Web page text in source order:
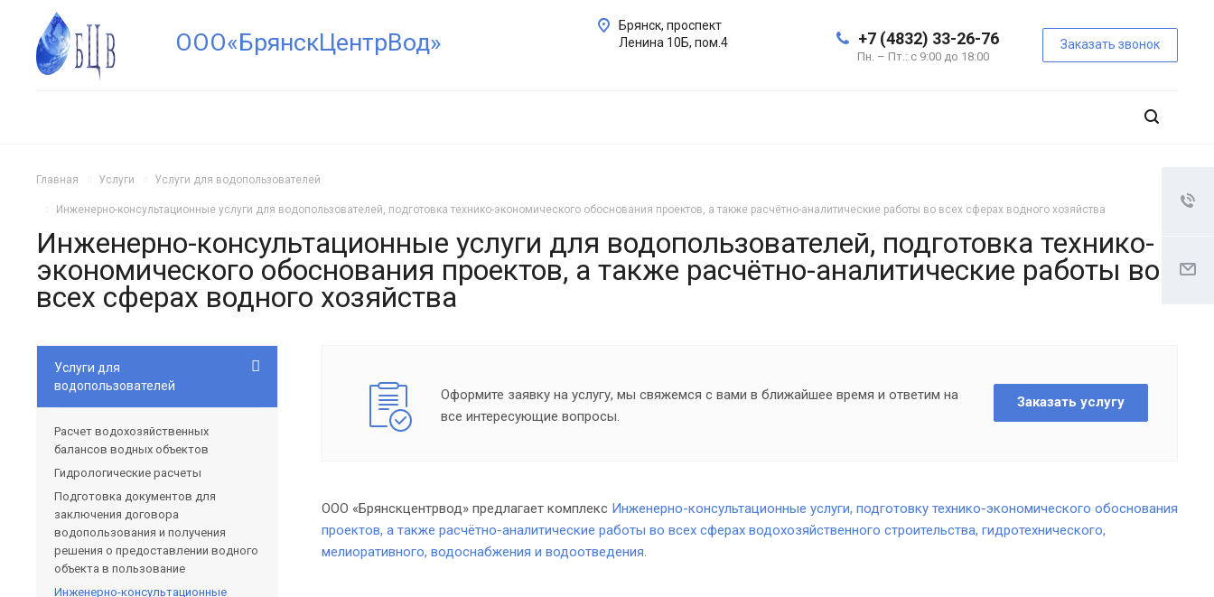
ООО«БрянскЦентрВод» +7 (4832) 33-26-76
Пн. – Пт.: с 9:00 до 18:00
Заказать звонок
Брянск, проспект
Ленина 10Б, пом.4
Главная Услуги Услуги для водопользователей
Инженерно-консультационные услуги для водопользователей, подготовка технико-экономического обоснования проектов, а также расчётно-аналитические работы во всех сферах водного хозяйства
Инженерно-консультационные услуги для водопользователей, подготовка технико-
экономического обоснования проектов, а также расчётно-аналитические работы во
всех сферах водного хозяйства
Оформите заявку на услугу, мы свяжемся с вами в ближайшее время и ответим на
все интересующие вопросы.
Заказать услугу
ООО «Брянскцентрвод» предлагает комплекс Инженерно-консультационные услуги, подготовку технико-экономического обоснования
проектов, а также расчётно-аналитические работы во всех сферах водохозяйственного строительства, гидротехнического,
мелиоративного, водоснабжения и водоотведения.
Услуги для
водопользователей
Расчет водохозяйственных
балансов водных объектов
Гидрологические расчеты
Подготовка документов для
заключения договора
водопользования и получения
решения о предоставлении водного
объекта в пользование
Инженерно-консультационные